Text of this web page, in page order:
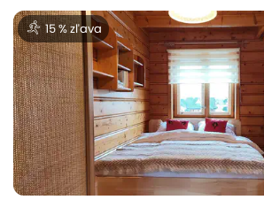
15 % zľava